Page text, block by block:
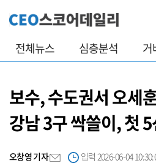
전체뉴스 심층분석 거
보수, 수도권서 오세
강남 3구 싹쓸이, 첫
오창영 기자 입력 2026-06-04